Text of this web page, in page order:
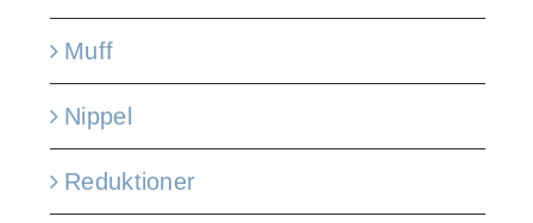
Muff
Nippel
Reduktioner